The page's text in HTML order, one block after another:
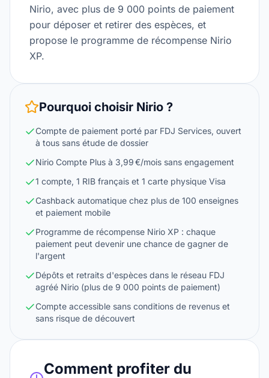
Nirio, avec plus de 9 000 points de paiement
pour déposer et retirer des espèces, et
propose le programme de récompense Nirio
XP.
Comment profiter du
Pourquoi choisir Nirio ?
Compte de paiement porté par FDJ Services, ouvert
à tous sans étude de dossier
Nirio Compte Plus à 3,99 €/mois sans engagement
1 compte, 1 RIB français et 1 carte physique Visa
Cashback automatique chez plus de 100 enseignes
et paiement mobile
Programme de récompense Nirio XP : chaque
paiement peut devenir une chance de gagner de
l'argent
Dépôts et retraits d'espèces dans le réseau FDJ
agréé Nirio (plus de 9 000 points de paiement)
Compte accessible sans conditions de revenus et
sans risque de découvert